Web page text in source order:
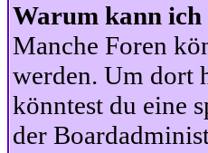
Warum kann
Manche Foren
werden. Um dort
könntest du eine
der